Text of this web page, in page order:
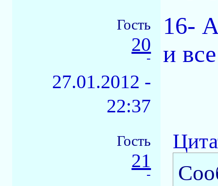
Гость
20
-
27.01.2012 -
22:37
16-
и
Гость
21
-